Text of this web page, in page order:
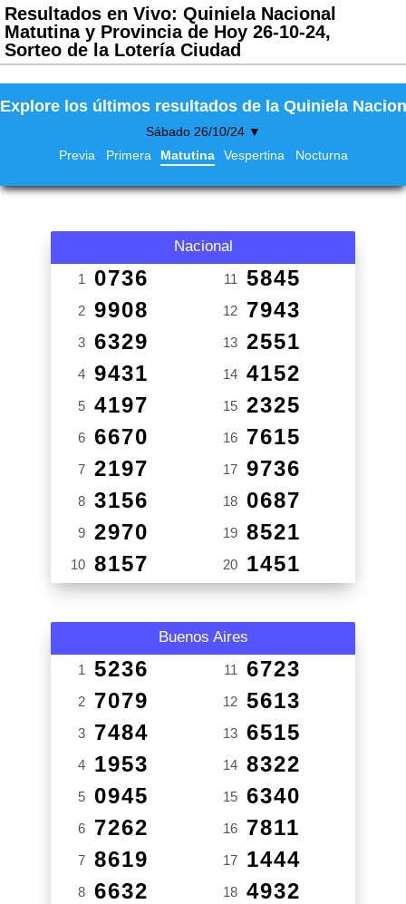
Resultados en Vivo: Quiniela Nacional
Matutina y Provincia de Hoy 26-10-24,
Sorteo de la Lotería Ciudad
Explore los últimos resultados de la Quiniela
Sábado 26/10/24 ▼
Previa
Primera Matutina Vespertina Nocturna
Nacional
1 0736
2 9908
3 6329
4 9431
5 4197
6 6670
7 2197
8 3156
9 2970
10 8157
11 5845
12 7943
13 2551
14 4152
15 2325
16 7615
17 9736
18 0687
19 8521
20 1451
Buenos Aires
1 5236
2 7079
3 7484
4 1953
5 0945
6 7262
7 8619
8 6632
11 6723
12 5613
13 6515
14 8322
15 6340
16 7811
17 1444
18 4932